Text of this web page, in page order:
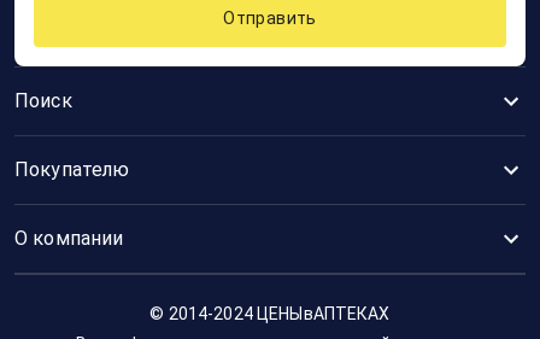
Поиск
Покупателю
О компании
Отправить
© 2014-2024 ЦЕНЫвАПТЕКАХ